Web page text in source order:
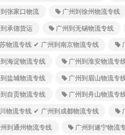
张家口物流 广州到徐州物流专线
承德货运 广州到无锡物流专线
物流专线 ✔ 广州到南京物流专线
海淀物流专线 广州到淮安物流专
盐城物流专线 广州到眉山物流专
自贡物流专线 广州到舟山物流专
物流专线 ✔ 广州到成都物流专线
到通州物流专线 广州到遂宁物流